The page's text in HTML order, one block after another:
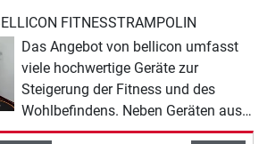
FITNESSTRAMPOLIN
Das Angebot von bellicon umfasst
viele hochwertige Geräte zur
Steigerung der Fitness und des
Wohlbefindens. Neben Geräten aus
der Reihe bellicon Fitnesstrampolin